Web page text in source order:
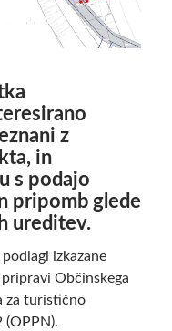
z
in
s podajo
pripomb glede
ureditev.
izkazane
Občinskega
za turistično
(OPPN).